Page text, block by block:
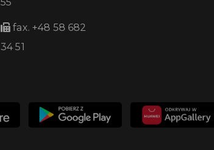
fax. +48 58 682
34 51